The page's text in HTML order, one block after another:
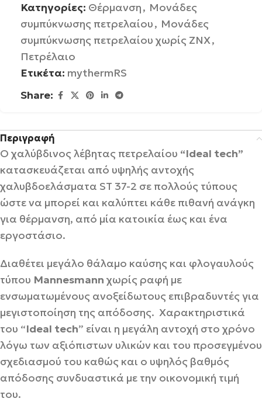
Κατηγορίες: Θέρμανση, Μονάδες
συμπύκνωσης πετρελαίου, Μονάδες
συμπύκνωσης πετρελαίου χωρίς ΖΝΧ,
Πετρέλαιο
Ετικέτα: mythermRS
Share:
Περιγραφή
Ο χαλύβδινος λέβητας πετρελαίου “Ideal tech”
κατασκευάζεται από υψηλής αντοχής
χαλυβδοελάσματα ST 37-2 σε πολλούς τύπους
ώστε να μπορεί και καλύπτει κάθε πιθανή ανάγκη
για θέρμανση, από μία κατοικία έως και ένα
εργοστάσιο.
Διαθέτει μεγάλο θάλαμο καύσης και φλογαυλούς
τύπου Mannesmann χωρίς ραφή με
ενσωματωμένους ανοξείδωτους επιβραδυντές για
μεγιστοποίηση της απόδοσης. Χαρακτηριστικά
του “Ideal tech” είναι η μεγάλη αντοχή στο χρόνο
λόγω των αξιόπιστων υλικών και του προσεγμένου
σχεδιασμού του καθώς και ο υψηλός βαθμός
απόδοσης συνδυαστικά με την οικονομική τιμή
του.